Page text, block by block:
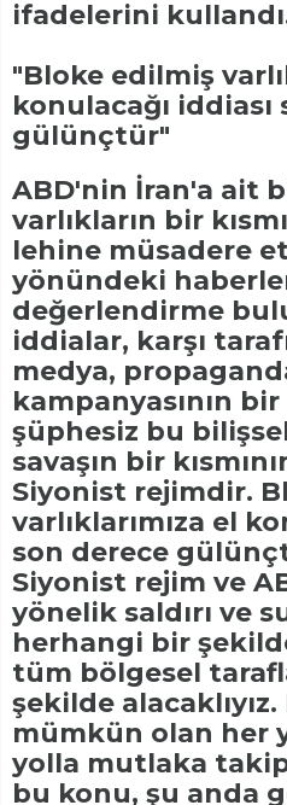
ifadelerini
"Bloke edilmiş
konulacağı iddiası
gülünçtür"
ABD'nin İran'a ait
varlıkların bir
lehine müsadere
yönündeki
değerlendirme
iddialar, karşı
medya,
kampanyasının bir
şüphesiz bu
savaşın bir
Siyonist rejimdir.
varlıklarımıza el
son derece
Siyonist rejim ve
yönelik saldırı ve
herhangi bir
tüm bölgesel
şekilde
mümkün olan her
yolla mutlaka takip
bu konu, şu anda